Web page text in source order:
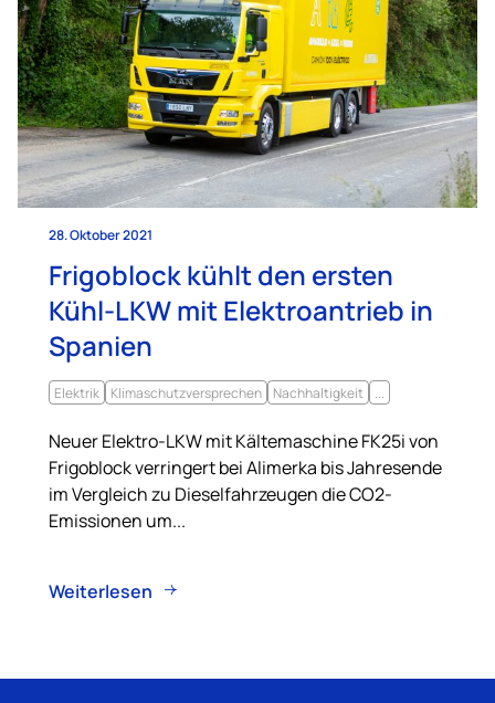
28. Oktober 2021
Frigoblock kühlt den ersten
Kühl-LKW mit Elektroantrieb in
Spanien
Elektrik Klimaschutzversprechen Nachhaltigkeit
Neuer Elektro-LKW mit Kältemaschine FK25i von
Frigoblock verringert bei Alimerka bis Jahresende
im Vergleich zu Dieselfahrzeugen die CO2-
Emissionen um...
Weiterlesen